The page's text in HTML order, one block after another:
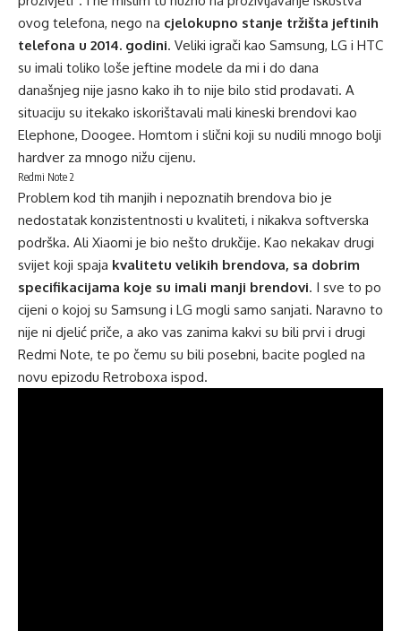
ovog telefona, nego na cjelokupno stanje tržišta jeftinih
telefona u 2014. godini. Veliki igrači kao Samsung, LG i HTC
su imali toliko loše jeftine modele da mi i do dana
današnjeg nije jasno kako ih to nije bilo stid prodavati. A
situaciju su itekako iskorištavali mali kineski brendovi kao
Elephone, Doogee. Homtom i slični koji su nudili mnogo bolji
hardver za mnogo nižu cijenu.
Redmi Note 2
Problem kod tih manjih i nepoznatih brendova bio je
nedostatak konzistentnosti u kvaliteti, i nikakva softverska
podrška. Ali Xiaomi je bio nešto drukčije. Kao nekakav drugi
svijet koji spaja kvalitetu velikih brendova, sa dobrim
specifikacijama koje su imali manji brendovi. I sve to po
cijeni o kojoj su Samsung i LG mogli samo sanjati. Naravno to
nije ni djelić priče, a ako vas zanima kakvi su bili prvi i drugi
Redmi Note, te po čemu su bili posebni, bacite pogled na
novu epizodu Retroboxa ispod.